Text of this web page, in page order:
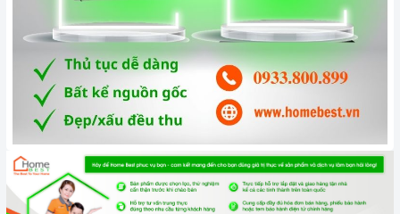
Hệ thống đèn chiếu sáng LED có tác dụng chiếu sáng và làm
cho công việc nấu ăn thêm thuận lợi.
Chức năng an toàn
Máy sử dụng phương pháp khử mùi bằng than hoạt tính sẽ
giúp cho không khí trong phòng bếp luôn sạch sẽ. Cách thức
này sẽ giúp máy có hiệu quả tới 100% và mùi sẽ được đẩy
hoàn toàn ra ngoài trời.
Độ ồn tối đa của máy ở mức thấp rất êm không ảnh hưởng
đến sinh hoạt gia đình bạn. Tổng điện năng tiêu thu điện của